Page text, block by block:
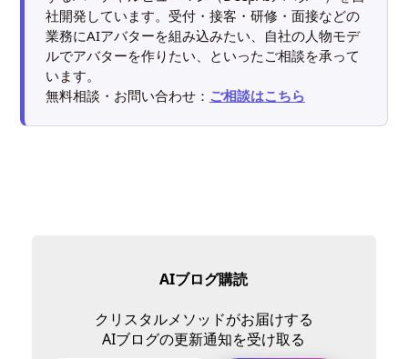
社開発しています。受付・接客・研修・面接などの
業務にAIアバターを組み込みたい、自社の人物モデ
ルでアバターを作りたい、といったご相談を承って
います。
無料相談・お問い合わせ： ご相談はこちら
AIブログ購読
クリスタルメソッドがお届けする
AIブログの更新通知を受け取る